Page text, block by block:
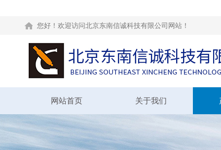
您好！欢迎访问北京东南信诚科技有限公司网站！
网站首页 关于我们